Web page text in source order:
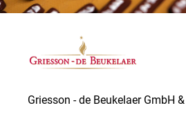
Griesson - de Beukelaer GmbH &